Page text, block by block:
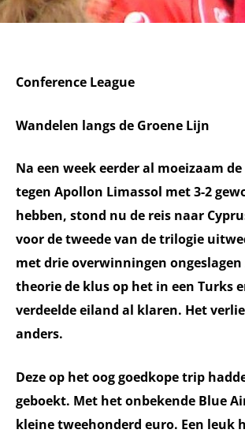
Conference League
Wandelen langs de Groene Lijn
Na een week eerder al moeizaam
tegen Apollon Limassol met 3-2
hebben, stond nu de reis naar
voor de tweede van de trilogie
met drie overwinningen ongeslagen
theorie de klus op het in een Turks
verdeelde eiland al klaren. Het
anders.
Deze op het oog goedkope trip
geboekt. Met het onbekende Blue
kleine tweehonderd euro. Een leuk